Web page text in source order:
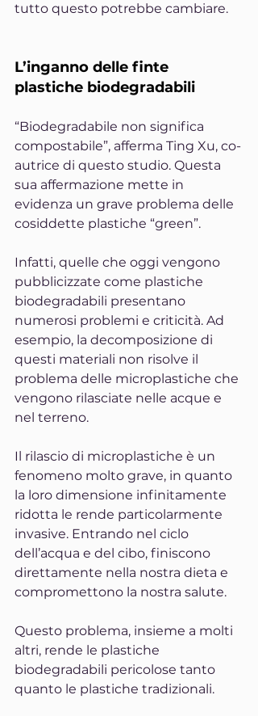
tutto questo potrebbe cambiare.
L’inganno delle finte
plastiche biodegradabili
“Biodegradabile non significa
compostabile”, afferma Ting Xu, co-
autrice di questo studio. Questa
sua affermazione mette in
evidenza un grave problema delle
cosiddette plastiche “green”.
Infatti, quelle che oggi vengono
pubblicizzate come plastiche
biodegradabili presentano
numerosi problemi e criticità. Ad
esempio, la decomposizione di
questi materiali non risolve il
problema delle microplastiche che
vengono rilasciate nelle acque e
nel terreno.
Il rilascio di microplastiche è un
fenomeno molto grave, in quanto
la loro dimensione infinitamente
ridotta le rende particolarmente
invasive. Entrando nel ciclo
dell’acqua e del cibo, finiscono
direttamente nella nostra dieta e
compromettono la nostra salute.
Questo problema, insieme a molti
altri, rende le plastiche
biodegradabili pericolose tanto
quanto le plastiche tradizionali.